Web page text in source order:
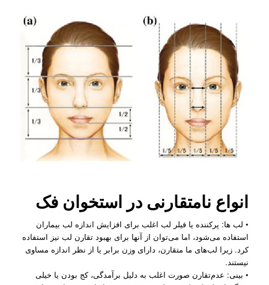
انواع نامتقارنی در استخوان فک
• لب ‌ها: پرکننده یا فیلر لب اغلب برای افزایش اندازه لب بیماران
استفاده می‌شود، اما می‌توان از آنها برای بهبود تقارن لب نیز استفاده
کرد. زیرا لب‌‌های ما متقارن، دارای وزن برابر یا از نظر اندازه مساوی
نیستند.
• بینی: عدم‌تقارن صورت اغلب به دلیل برآمدگی، کج بودن یا خیلی